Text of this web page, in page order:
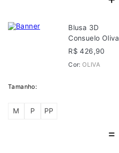
Blusa 3D
Consuelo Oliva
R$ 426,90
Cor: OLIVA
Tamanho:
M P PP
=